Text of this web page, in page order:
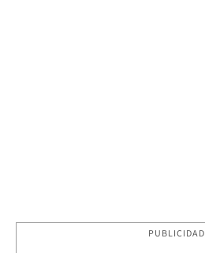
PUBLICIDAD